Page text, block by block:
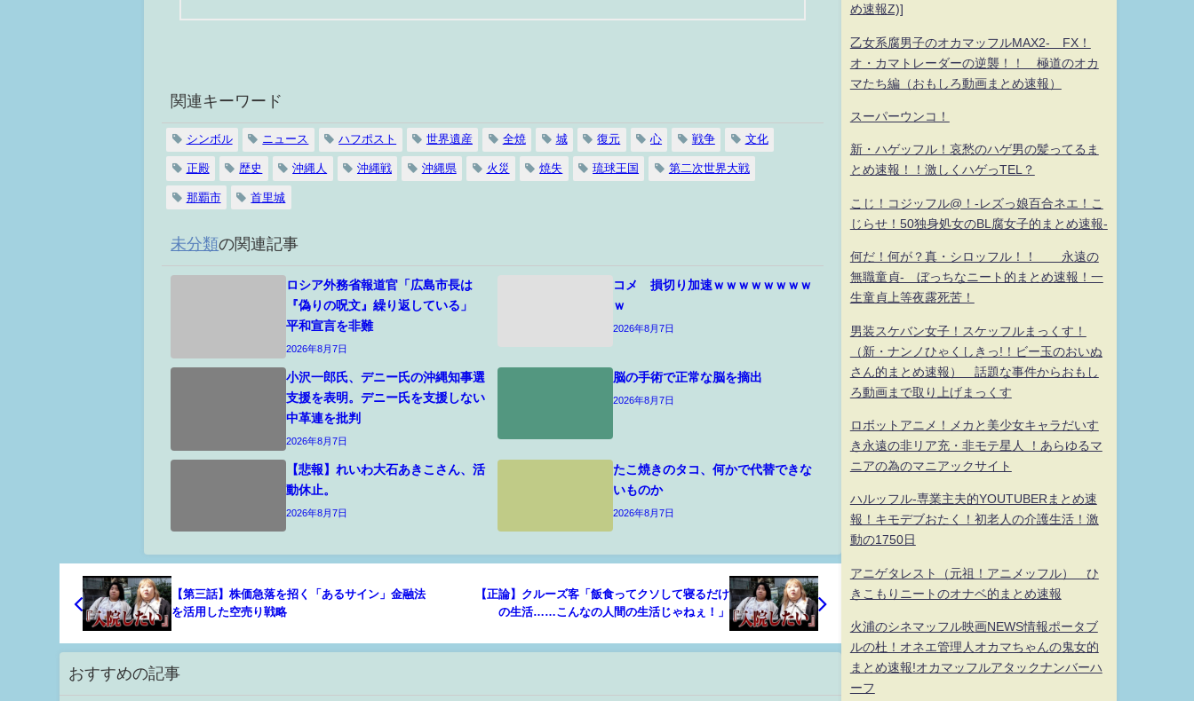
関連キーワード
シンボル ニュース ハフポスト 世界遺産 全焼 城 復元 心 戦争 文化
正殿 歴史 沖縄人 沖縄戦 沖縄県 火災 焼失 琉球王国 第二次世界大戦
那覇市 首里城
未分類の関連記事
ロシア外務省報道官「広島市長は
『偽りの呪文』繰り返している」
平和宣言を非難
2026年8月7日
コメ 損切り加速ｗｗｗｗｗｗｗｗ
ｗ
2026年8月7日
小沢一郎氏、デニー氏の沖縄知事選
支援を表明。デニー氏を支援しない
中革連を批判
2026年8月7日
脳の手術で正常な脳を摘出
2026年8月7日
【悲報】れいわ大石あきこさん、活
動休止。
2026年8月7日
たこ焼きのタコ、何かで代替できな
いものか
2026年8月7日
【第三話】株価急落を招く「あるサイン」金融法
を活用した空売り戦略
【正論】クルーズ客「飯食ってクソして寝るだけ
の生活……こんなの人間の生活じゃねぇ！」
おすすめの記事
め速報Z)]
乙女系腐男子のオカマッフルMAX2- FX！
オ・カマトレーダーの逆襲！！ 極道のオカ
マたち編（おもしろ動画まとめ速報）
スーパーウンコ！
新・ハゲッフル！哀愁のハゲ男の髪ってるま
とめ速報！！激しくハゲっTEL？
こじ！コジッフル@！-レズっ娘百合ネエ！こ
じらせ！50独身処女のBL腐女子的まとめ速報-
何だ！何が？真・シロッフル！！ 永遠の
無職童貞- ぼっちなニート的まとめ速報！一
生童貞上等夜露死苦！
男装スケバン女子！スケッフルまっくす！
（新・ナンノひゃくしきっ!！ビー玉のおいぬ
さん的まとめ速報） 話題な事件からおもし
ろ動画まで取り上げまっくす
ロボットアニメ！メカと美少女キャラだいす
き永遠の非リア充・非モテ星人 ！あらゆるマ
ニアの為のマニアックサイト
ハルッフル-専業主夫的YOUTUBERまとめ速
報！キモデブおたく！初老人の介護生活！激
動の1750日
アニゲタレスト（元祖！アニメッフル） ひ
きこもりニートのオナベ的まとめ速報
火浦のシネマッフル映画NEWS情報ポータブ
ルの杜！オネエ管理人オカマちゃんの鬼女的
まとめ速報!オカマッフルアタックナンバーハ
ーフ